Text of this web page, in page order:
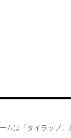
ムは「タイラップ」